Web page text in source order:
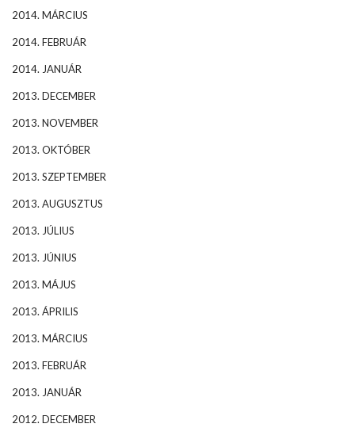
2014. MÁRCIUS
2014. FEBRUÁR
2014. JANUÁR
2013. DECEMBER
2013. NOVEMBER
2013. OKTÓBER
2013. SZEPTEMBER
2013. AUGUSZTUS
2013. JÚLIUS
2013. JÚNIUS
2013. MÁJUS
2013. ÁPRILIS
2013. MÁRCIUS
2013. FEBRUÁR
2013. JANUÁR
2012. DECEMBER